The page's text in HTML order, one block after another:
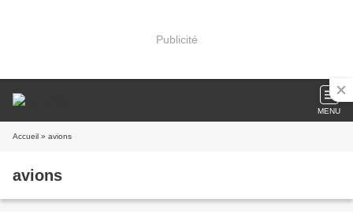
Publicité
MENU
Accueil » avions
avions